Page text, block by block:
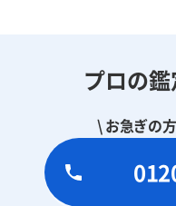
プロの
\ お急ぎの